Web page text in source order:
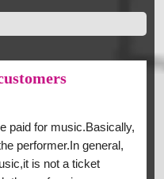
paid for music.Basically,
performer.In general,
is not a ticket